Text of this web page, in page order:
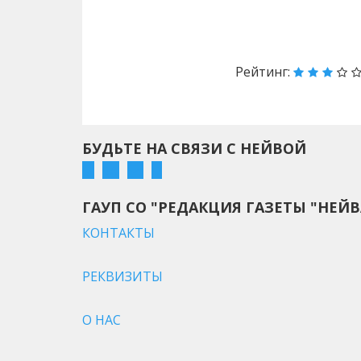
Рейтинг:
БУДЬТЕ НА СВЯЗИ С НЕЙВОЙ
ГАУП СО "РЕДАКЦИЯ ГАЗЕТЫ
КОНТАКТЫ
РЕКВИЗИТЫ
О НАС